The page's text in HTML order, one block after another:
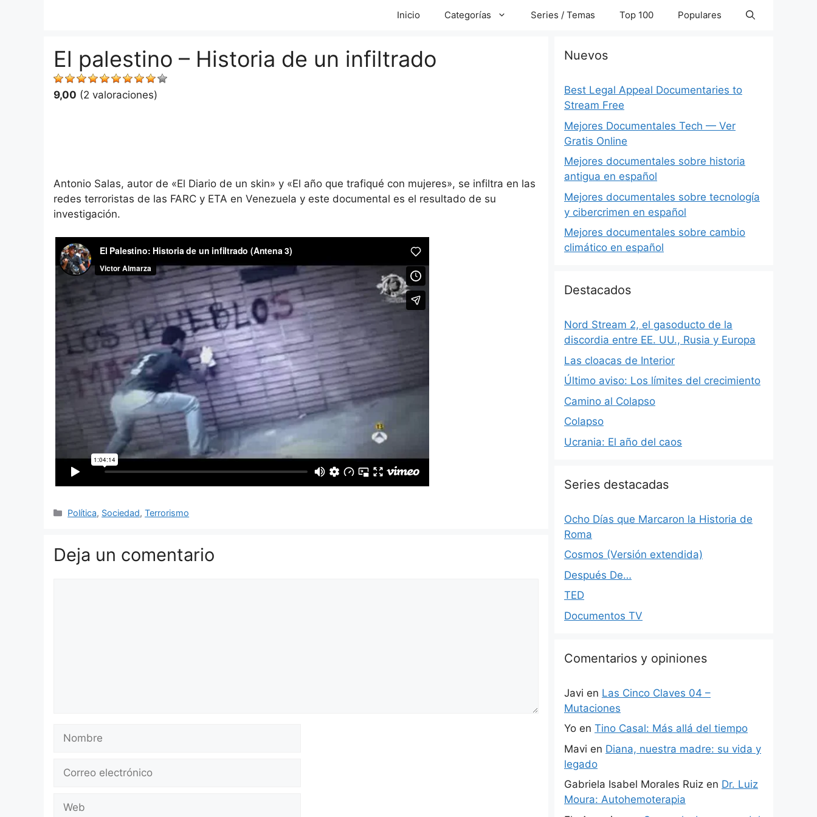
Inicio Categorías Series / Temas Top 100 Populares
El palestino – Historia de un infiltrado
9,00 (2 valoraciones)
Antonio Salas, autor de «El Diario de un skin» y «El año que trafiqué con mujeres», se infiltra en las
redes terroristas de las FARC y ETA en Venezuela y este documental es el resultado de su
investigación.
Categorías
Política, Sociedad,Terrorismo
Deja un comentario
Nombre
Correo
Web
Nuevos
Best Legal Appeal Documentaries to
Stream Free
Mejores Documentales Tech — Ver
Gratis Online
Mejores documentales sobre historia
antigua en español
Mejores documentales sobre tecnología
y cibercrimen en español
Mejores documentales sobre cambio
climático en español
Destacados
Nord Stream 2, el gasoducto de la
discordia entre EE. UU., Rusia y Europa
Las cloacas de Interior
Último aviso: Los límites del crecimiento
Camino al Colapso
Colapso
Ucrania: El año del caos
Series destacadas
Ocho Días que Marcaron la Historia de
Roma
Cosmos (Versión extendida)
Después De…
TED
Documentos TV
Comentarios y opiniones
Javi en Las Cinco Claves 04 –
Mutaciones
Yo en Tino Casal: Más allá del tiempo
Mavi en Diana, nuestra madre: su vida y
legado
Gabriela Isabel Morales Ruiz en Dr. Luiz
Moura: Autohemoterapia